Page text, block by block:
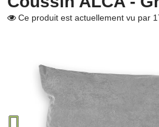
Ce produit est actuellement vu par